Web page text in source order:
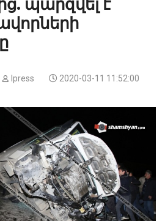
Ipress
2020-03-11 11:52:00